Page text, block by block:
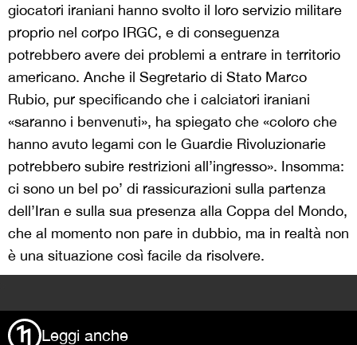
giocatori iraniani hanno svolto il loro servizio militare
proprio nel corpo IRGC, e di conseguenza
potrebbero avere dei problemi a entrare in territorio
americano. Anche il Segretario di Stato Marco
Rubio, pur specificando che i calciatori iraniani
«saranno i benvenuti», ha spiegato che «coloro che
hanno avuto legami con le Guardie Rivoluzionarie
potrebbero subire restrizioni all’ingresso». Insomma:
ci sono un bel po’ di rassicurazioni sulla partenza
dell’Iran e sulla sua presenza alla Coppa del Mondo,
che al momento non pare in dubbio, ma in realtà non
è una situazione così facile da risolvere.
Leggi anche